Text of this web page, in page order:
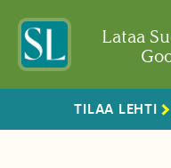
Lataa
TILAA LEHTI